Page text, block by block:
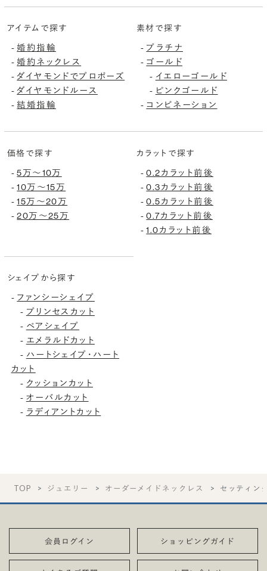
アイテムで探す
-婚約指輪
-婚約ネックレス
-ダイヤモンドでプロポーズ
-ダイヤモンドルース
-結婚指輪
素材で探す
- プラチナ
- ゴールド
- イエローゴールド
- ピンクゴールド
- コンビネーション
価格で探す
-5万〜10万
-10万〜15万
-15万〜20万
-20万〜25万
カラットで探す
-0.2カラット前後
-0.3カラット前後
-0.5カラット前後
-0.7カラット前後
-1.0カラット前後
シェイプから探す
- ファンシーシェイプ
- プリンセスカット
- ペアシェイプ
- エメラルドカット
- ハートシェイプ・ハート
カット
- クッションカット
- オーバルカット
- ラディアントカット
TOP ジュエリー オーダーメイドネックレス セッティン
会員ログイン ショッピングガイド